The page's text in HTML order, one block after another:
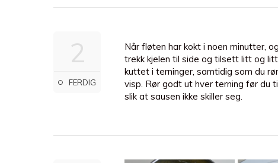
2
FERDIG
Når fløten har kokt i noen minutter,
trekk kjelen til side og tilsett litt og
kuttet i terninger, samtidig som du
visp. Rør godt ut hver terning før du
slik at sausen ikke skiller seg.